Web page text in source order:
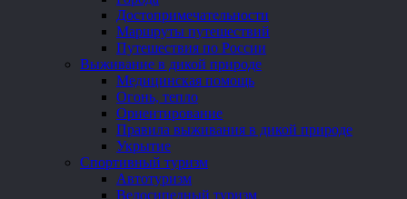
Достопримечательности
Маршруты путешествий
Путешествия по России
Выживание в дикой природе
Медицинская помощь
Огонь, тепло
Ориентирование
Правила выживания в дикой природе
Укрытие
Спортивный туризм
Автотуризм
Велосипедный туризм